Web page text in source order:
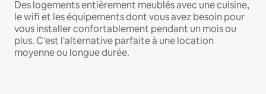
Des logements entièrement meublés avec une cuisine,
le wifi et les équipements dont vous avez besoin pour
vous installer confortablement pendant un mois ou
plus. C'est l'alternative parfaite à une location
moyenne ou longue durée.